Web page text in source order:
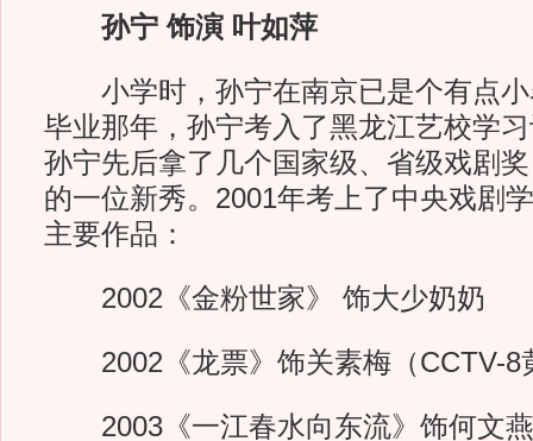
孙宁 饰演 叶如萍
小学时，孙宁在南京已是个有点小
毕业那年，孙宁考入了黑龙江艺校学
孙宁先后拿了几个国家级、省级戏剧
的一位新秀。2001年考上了中央戏剧
主要作品：
2002《金粉世家》 饰大少奶奶
2002《龙票》饰关素梅（CCTV-8
2003《一江春水向东流》饰何文燕